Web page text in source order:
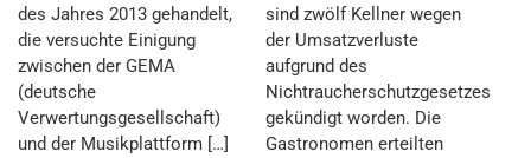
des Jahres 2013 gehandelt,
die versuchte Einigung
zwischen der GEMA
(deutsche
Verwertungsgesellschaft)
und der Musikplattform […]
sind zwölf Kellner wegen
der Umsatzverluste
aufgrund des
Nichtraucherschutzgesetzes
gekündigt worden. Die
Gastronomen erteilten